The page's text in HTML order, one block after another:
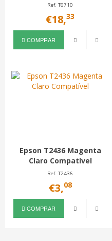
Ref. T6710
€18,33
COMPRAR
Epson T2436 Magenta
Claro Compatível
Ref. T2436
€3,08
COMPRAR